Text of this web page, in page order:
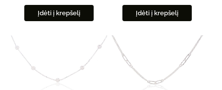
Įdėti į krepšelį Įdėti į krepšelį